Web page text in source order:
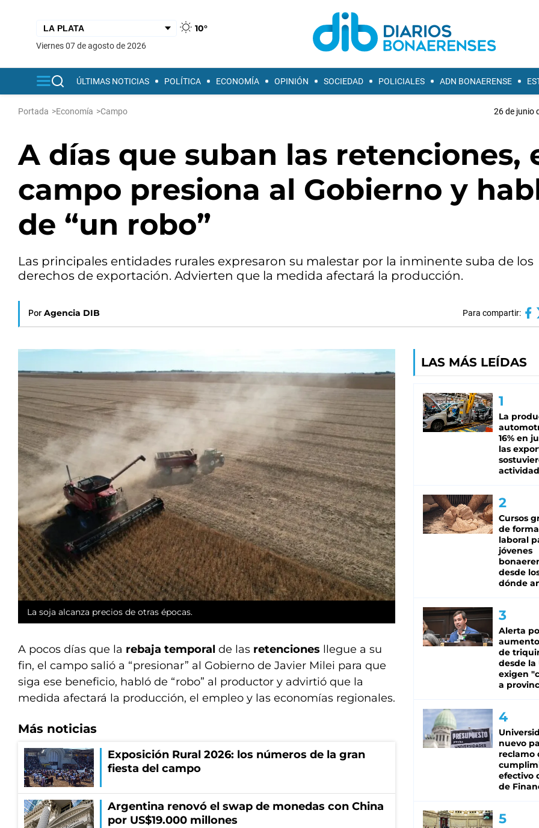
10°
viernes 07 de agosto de 2026
ÚLTIMAS NOTICIAS POLÍTICA ECONOMÍA OPINIÓN SOCIEDAD POLICIALES ADN BONAERENSE
Portada >Economía >Campo 26 de junio
A días que suban las retenciones,
campo presiona al Gobierno y
de “un robo”
Las principales entidades rurales expresaron su malestar por la inminente suba de los
derechos de exportación. Advierten que la medida afectará la producción.
Por Agencia DIB Para compartir:
La soja alcanza precios de otras épocas.
A pocos días que la rebaja temporal de las retenciones llegue a su
fin, el campo salió a “presionar” al Gobierno de Javier Milei para que
siga ese beneficio, habló de “robo” al productor y advirtió que la
medida afectará la producción, el empleo y las economías regionales.
Más noticias
Exposición Rural 2026: los números de la gran
fiesta del campo
Argentina renovó el swap de monedas con China
por US$19.000 millones
LAS MÁS LEÍDAS
La
16% en
las
actividad
Cursos
de
laboral
jóvenes
desde
dónde
Alerta
de
desde la
exigen
a
nuevo
reclamo
efectivo
de